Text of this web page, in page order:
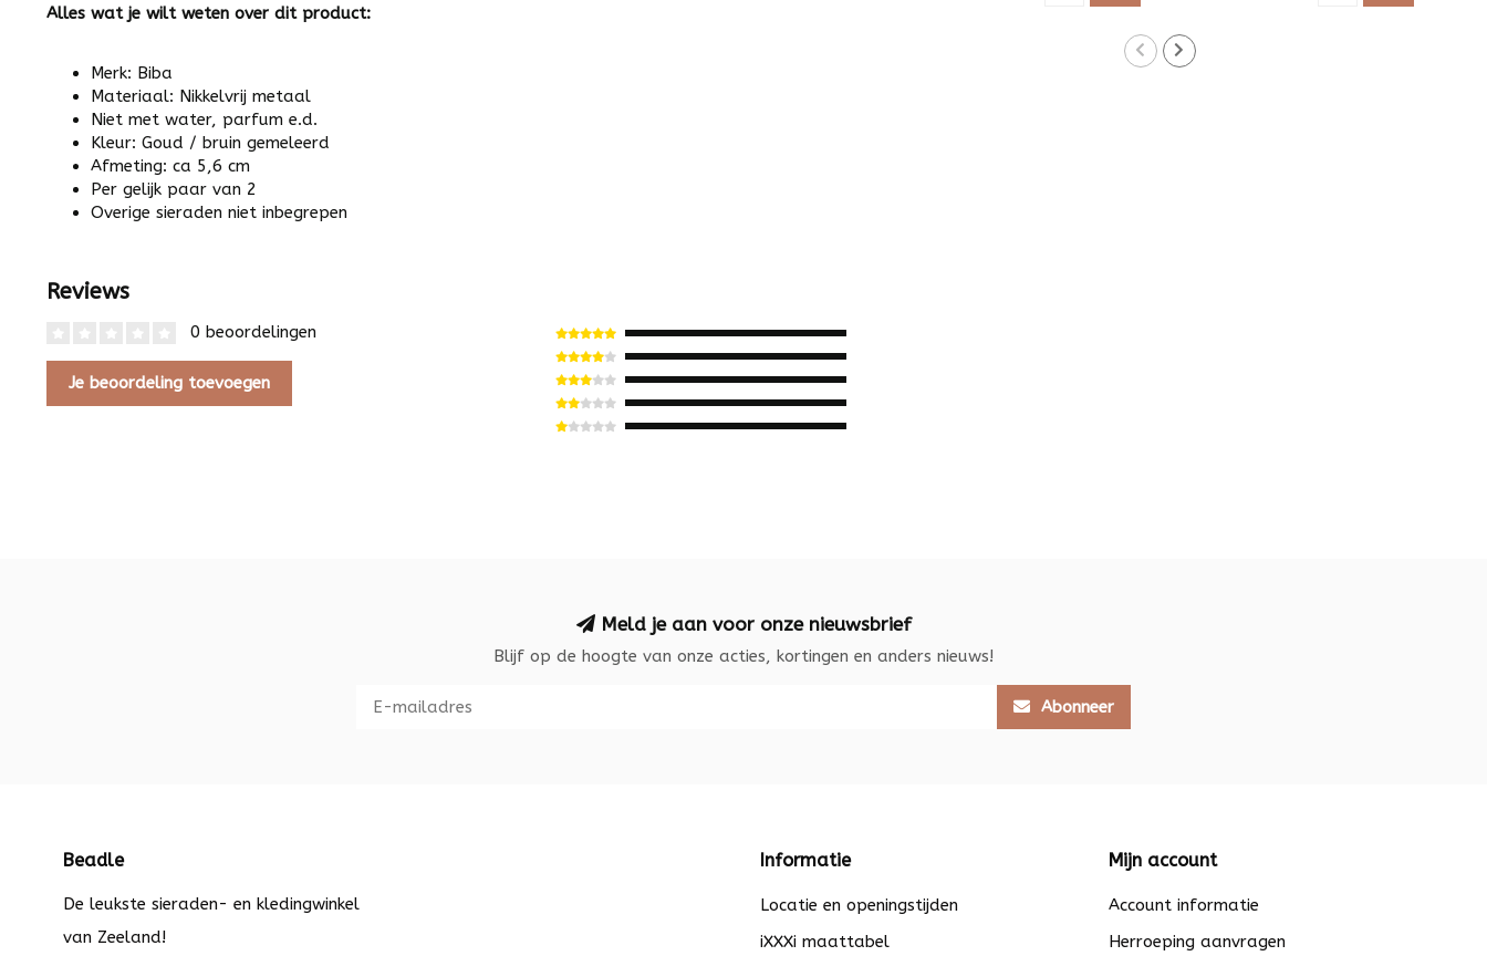
Alles wat je wilt weten over dit product:
Merk: Biba
Materiaal: Nikkelvrij metaal
Niet met water, parfum e.d.
Kleur: Goud / bruin gemeleerd
Afmeting: ca 5,6 cm
Per gelijk paar van 2
Overige sieraden niet inbegrepen
Reviews
0 beoordelingen
Je beoordeling toevoegen
Meld je aan voor onze nieuwsbrief
Blijf op de hoogte van onze acties, kortingen en anders nieuws!
Abonneer
Beadle
De leukste sieraden- en kledingwinkel
van Zeeland!
Informatie
Locatie en openingstijden
iXXXi maattabel
Mijn account
Account informatie
Herroeping aanvragen